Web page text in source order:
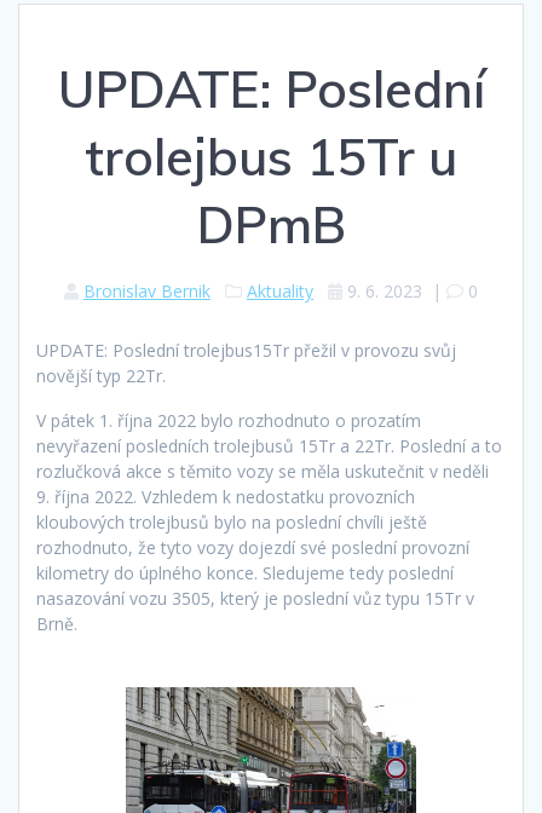
UPDATE: Poslední
trolejbus 15Tr u
DPmB
Bronislav Bernik Aktuality 9. 6. 2023 | 0
UPDATE: Poslední trolejbus15Tr přežil v provozu svůj
novější typ 22Tr.
V pátek 1. října 2022 bylo rozhodnuto o prozatím
nevyřazení posledních trolejbusů 15Tr a 22Tr. Poslední a to
rozlučková akce s těmito vozy se měla uskutečnit v neděli
9. října 2022. Vzhledem k nedostatku provozních
kloubových trolejbusů bylo na poslední chvíli ještě
rozhodnuto, že tyto vozy dojezdí své poslední provozní
kilometry do úplného konce. Sledujeme tedy poslední
nasazování vozu 3505, který je poslední vůz typu 15Tr v
Brně.